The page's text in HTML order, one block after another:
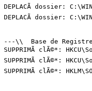
DEPLACÃ dossier:
DEPLACÃ dossier:
---\\  Base de
SUPPRIMÃ clÃ©*:
SUPPRIMÃ clÃ©*:
SUPPRIMÃ clÃ©*: